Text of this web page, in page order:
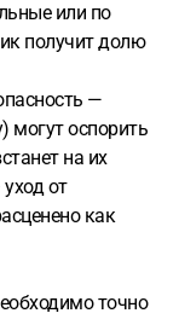
или по
получит долю
—
могут оспорить
на их
от
как
точно